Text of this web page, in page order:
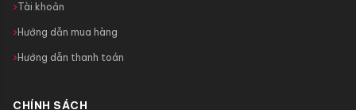
Tài khoản
Hướng dẫn mua hàng
Hướng dẫn thanh toán
CHÍNH SÁCH